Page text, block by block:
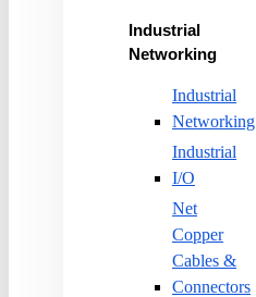
Industrial
Networking
Industrial
Networking
Industrial
I/O
Net
Copper
Cables &
Connectors